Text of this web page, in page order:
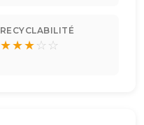
RECYCLABILITÉ
★★★☆ ☆